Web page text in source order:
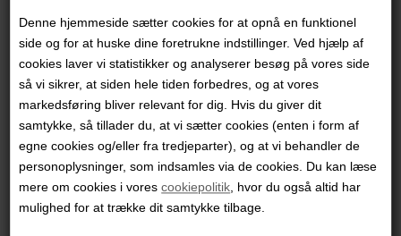
Denne hjemmeside sætter cookies for at opnå en funktionel
side og for at huske dine foretrukne indstillinger. Ved hjælp af
cookies laver vi statistikker og analyserer besøg på vores side
så vi sikrer, at siden hele tiden forbedres, og at vores
markedsføring bliver relevant for dig. Hvis du giver dit
samtykke, så tillader du, at vi sætter cookies (enten i form af
egne cookies og/eller fra tredjeparter), og at vi behandler de
personoplysninger, som indsamles via de cookies. Du kan læse
mere om cookies i vorescookiepolitik, hvor du også altid har
mulighed for at trække dit samtykke tilbage.
Kamilla Hedegaard